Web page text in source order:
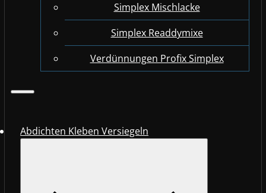
Simplex Mischlacke
Simplex Readdymixe
Verdünnungen Profix Simplex
Abdichten Kleben Versiegeln